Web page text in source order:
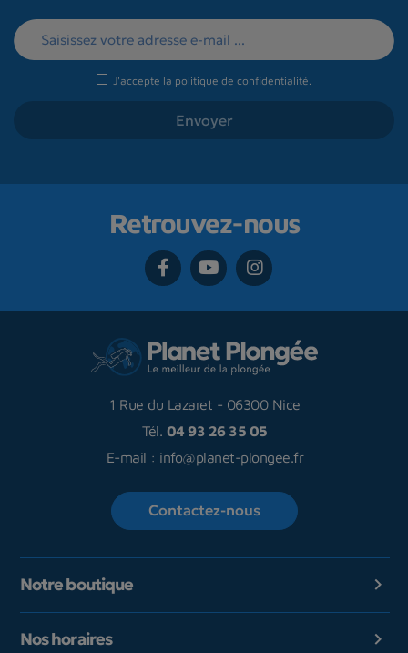
J'accepte la politique de confidentialité
Retrouvez-nous
1 Rue du Lazaret - 06300 Nice
Tél. 04 93 26 35 05
E-mail : info@planet-plongee.fr
Contactez-nous
Notre boutique 
Nos horaires 